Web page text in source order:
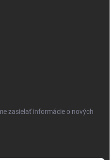
zasielať informácie o nových